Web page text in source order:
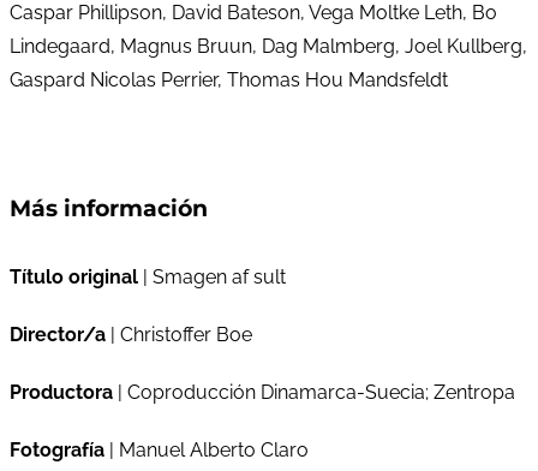
Caspar Phillipson, David Bateson, Vega Moltke Leth, Bo
Lindegaard, Magnus Bruun, Dag Malmberg, Joel Kullberg,
Gaspard Nicolas Perrier, Thomas Hou Mandsfeldt
Más información
Título original | Smagen af sult
Director/a | Christoffer Boe
Productora | Coproducción Dinamarca-Suecia; Zentropa
Fotografía | Manuel Alberto Claro